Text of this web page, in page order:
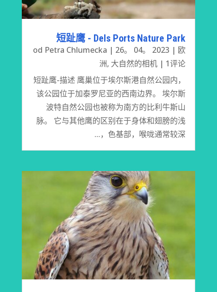
短趾鹰 - Dels Ports Nature Park
od Petra Chlumecka | 26。 04。 2023 | 欧
洲, 大自然的相机 | 1评论
短趾鹰-描述 鹰巢位于埃尔斯港自然公园内，
该公园位于加泰罗尼亚的西南边界。 埃尔斯
波特自然公园也被称为南方的比利牛斯山
脉。 它与其他鹰的区别在于身体和翅膀的浅
色基部，喉咙通常较深，...